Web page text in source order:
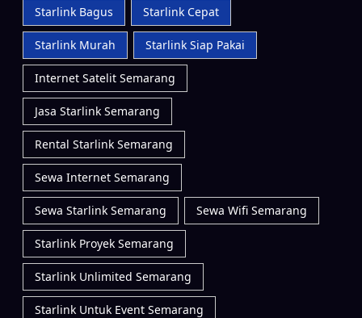
Starlink Bagus Starlink Cepat
Starlink Murah Starlink Siap Pakai
Internet Satelit Semarang
Jasa Starlink Semarang
Rental Starlink Semarang
Sewa Internet Semarang
Sewa Starlink Semarang Sewa Wifi Semarang
Starlink Proyek Semarang
Starlink Unlimited Semarang
Starlink Untuk Event Semarang